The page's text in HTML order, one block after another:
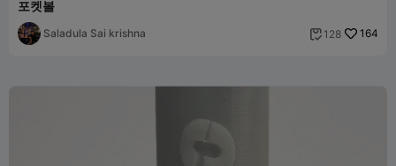
포켓볼
Saladula Sai krishna  128 164